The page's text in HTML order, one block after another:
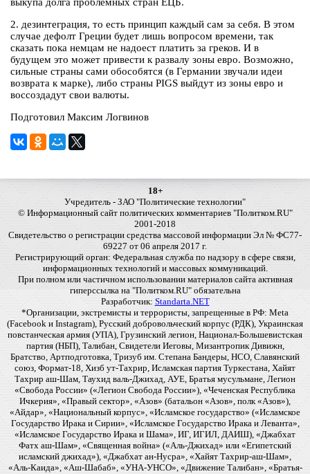
2. дезинтеграция, то есть принцип каждый сам за себя. В этом
случае дефолт Греции будет лишь вопросом времени, так
сказать пока немцам не надоест платить за греков. И в
будущем это может привести к развалу зоны евро. Возможно,
сильные страны сами обособятся (в Германии звучали идеи
возврата к марке), либо страны PIGS выйдут из зоны евро и
воссоздадут свои валюты.
Подготовил Максим Логвинов
18+
Учредитель - ЗАО "Политические технологии"
© Информационный сайт политических комментариев "Политком.RU"
2001-2018
Свидетельство о регистрации средства массовой информации Эл № ФС77-
69227 от 06 апреля 2017 г.
Регистрирующий орган: Федеральная служба по надзору в сфере связи,
информационных технологий и массовых коммуникаций.
При полном или частичном использовании материалов сайта активная
гиперссылка на "Политком.RU" обязательна
Разработчик: Standarta.NET
*Организации, экстремисты и террористы, запрещенные в РФ: Meta
(Facebook и Instagram), Русский добровольческий корпус (РДК), Украинская
повстанческая армия (УПА), Грузинский легион, Национал-Большевистская
партия (НБП), Талибан, Свидетели Иеговы, Мизантропик Дивижн,
Братство, Артподготовка, Тризуб им. Степана Бандеры, НСО, Славянский
союз, Формат-18, Хизб ут-Тахрир, Исламская партия Туркестана, Хайят
Тахрир аш-Шам, Таухид валь-Джихад, АУЕ, Братья мусульмане, Легион
«Свобода России» («Легион Свобода России»), «Чеченская Республика
Ичкерия», «Правый сектор», «Азов» (батальон «Азов», полк «Азов»),
«Айдар», «Национальный корпус», «Исламское государство» («Исламское
Государство Ирака и Сирии», «Исламское Государство Ирака и Леванта»,
«Исламское Государство Ирака и Шама», ИГ, ИГИЛ, ДАИШ), «Джабхат
Фатх аш-Шам», «Священная война» («Аль-Джихад» или «Египетский
исламский джихад»), «Джабхат ан-Нусра», «Хайят Тахрир-аш-Шам»,
«Аль-Каида», «Аш-Шабаб», «УНА-УНСО», «Движение Талибан», «Братья-